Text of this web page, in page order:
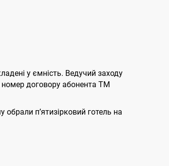
у ємність. Ведучий заходу
номер договору абонента ТМ
п’ятизірковий готель на